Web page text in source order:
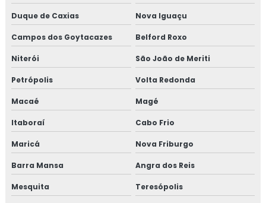
EMPRESA DE MANUTENÇÃO DE MÁQUINAS
INDUSTRIAIS
MANUTENÇÃO MECÂNICA INDUSTRIAL
SERVIÇOS DE MANUTENÇÃO INDUSTRIAL
TÉCNICO DE MANUTENÇÃO INDUSTRIAL
CURSO MANUTENÇÃO INDUSTRIAL
MONTAGEM DE TUBULAÇÃO
MONTAGEM DE TUBULAÇÃO INDUSTRIAL
CUSTO DE MONTAGEM DE TUBULAÇÃO
INDUSTRIAL
Duque de Caxias Nova Iguaçu
Campos dos Goytacazes Belford Roxo
Niterói São João de Meriti
Petrópolis Volta Redonda
Macaé Magé
Itaboraí Cabo Frio
Maricá Nova Friburgo
Barra Mansa Angra dos Reis
Mesquita Teresópolis